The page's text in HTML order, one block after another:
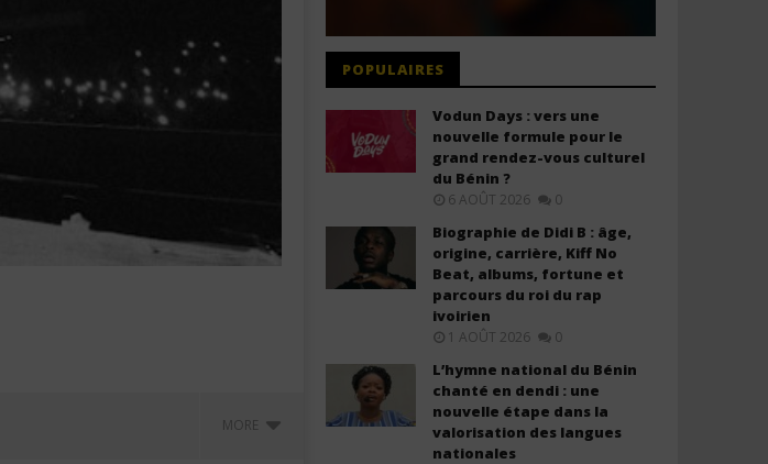
MORE
POPULAIRES
Vodun Days : vers une
nouvelle formule pour le
grand rendez-vous culturel
du Bénin ?
6 AOÛT 2026 0
Biographie de Didi B : âge,
origine, carrière, Kiff No
Beat, albums, fortune et
parcours du roi du rap
ivoirien
1 AOÛT 2026 0
L’hymne national du Bénin
chanté en dendi : une
nouvelle étape dans la
valorisation des langues
nationales